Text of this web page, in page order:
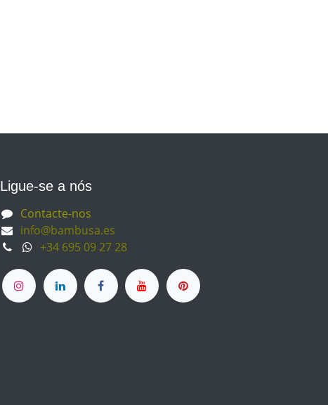
Ligue-se a nós
Contacte-nos
info@bambusa.es
+34 695 09 27 28